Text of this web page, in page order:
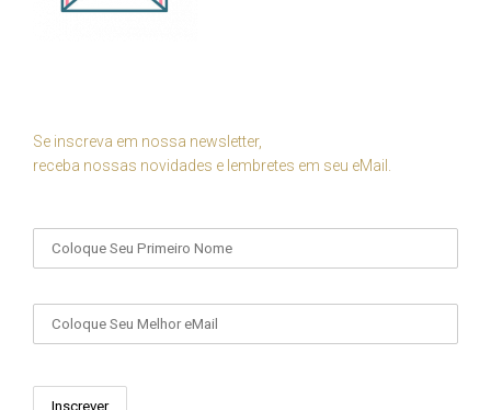
Se inscreva em nossa newsletter,
receba nossas novidades e lembretes em seu eMail.